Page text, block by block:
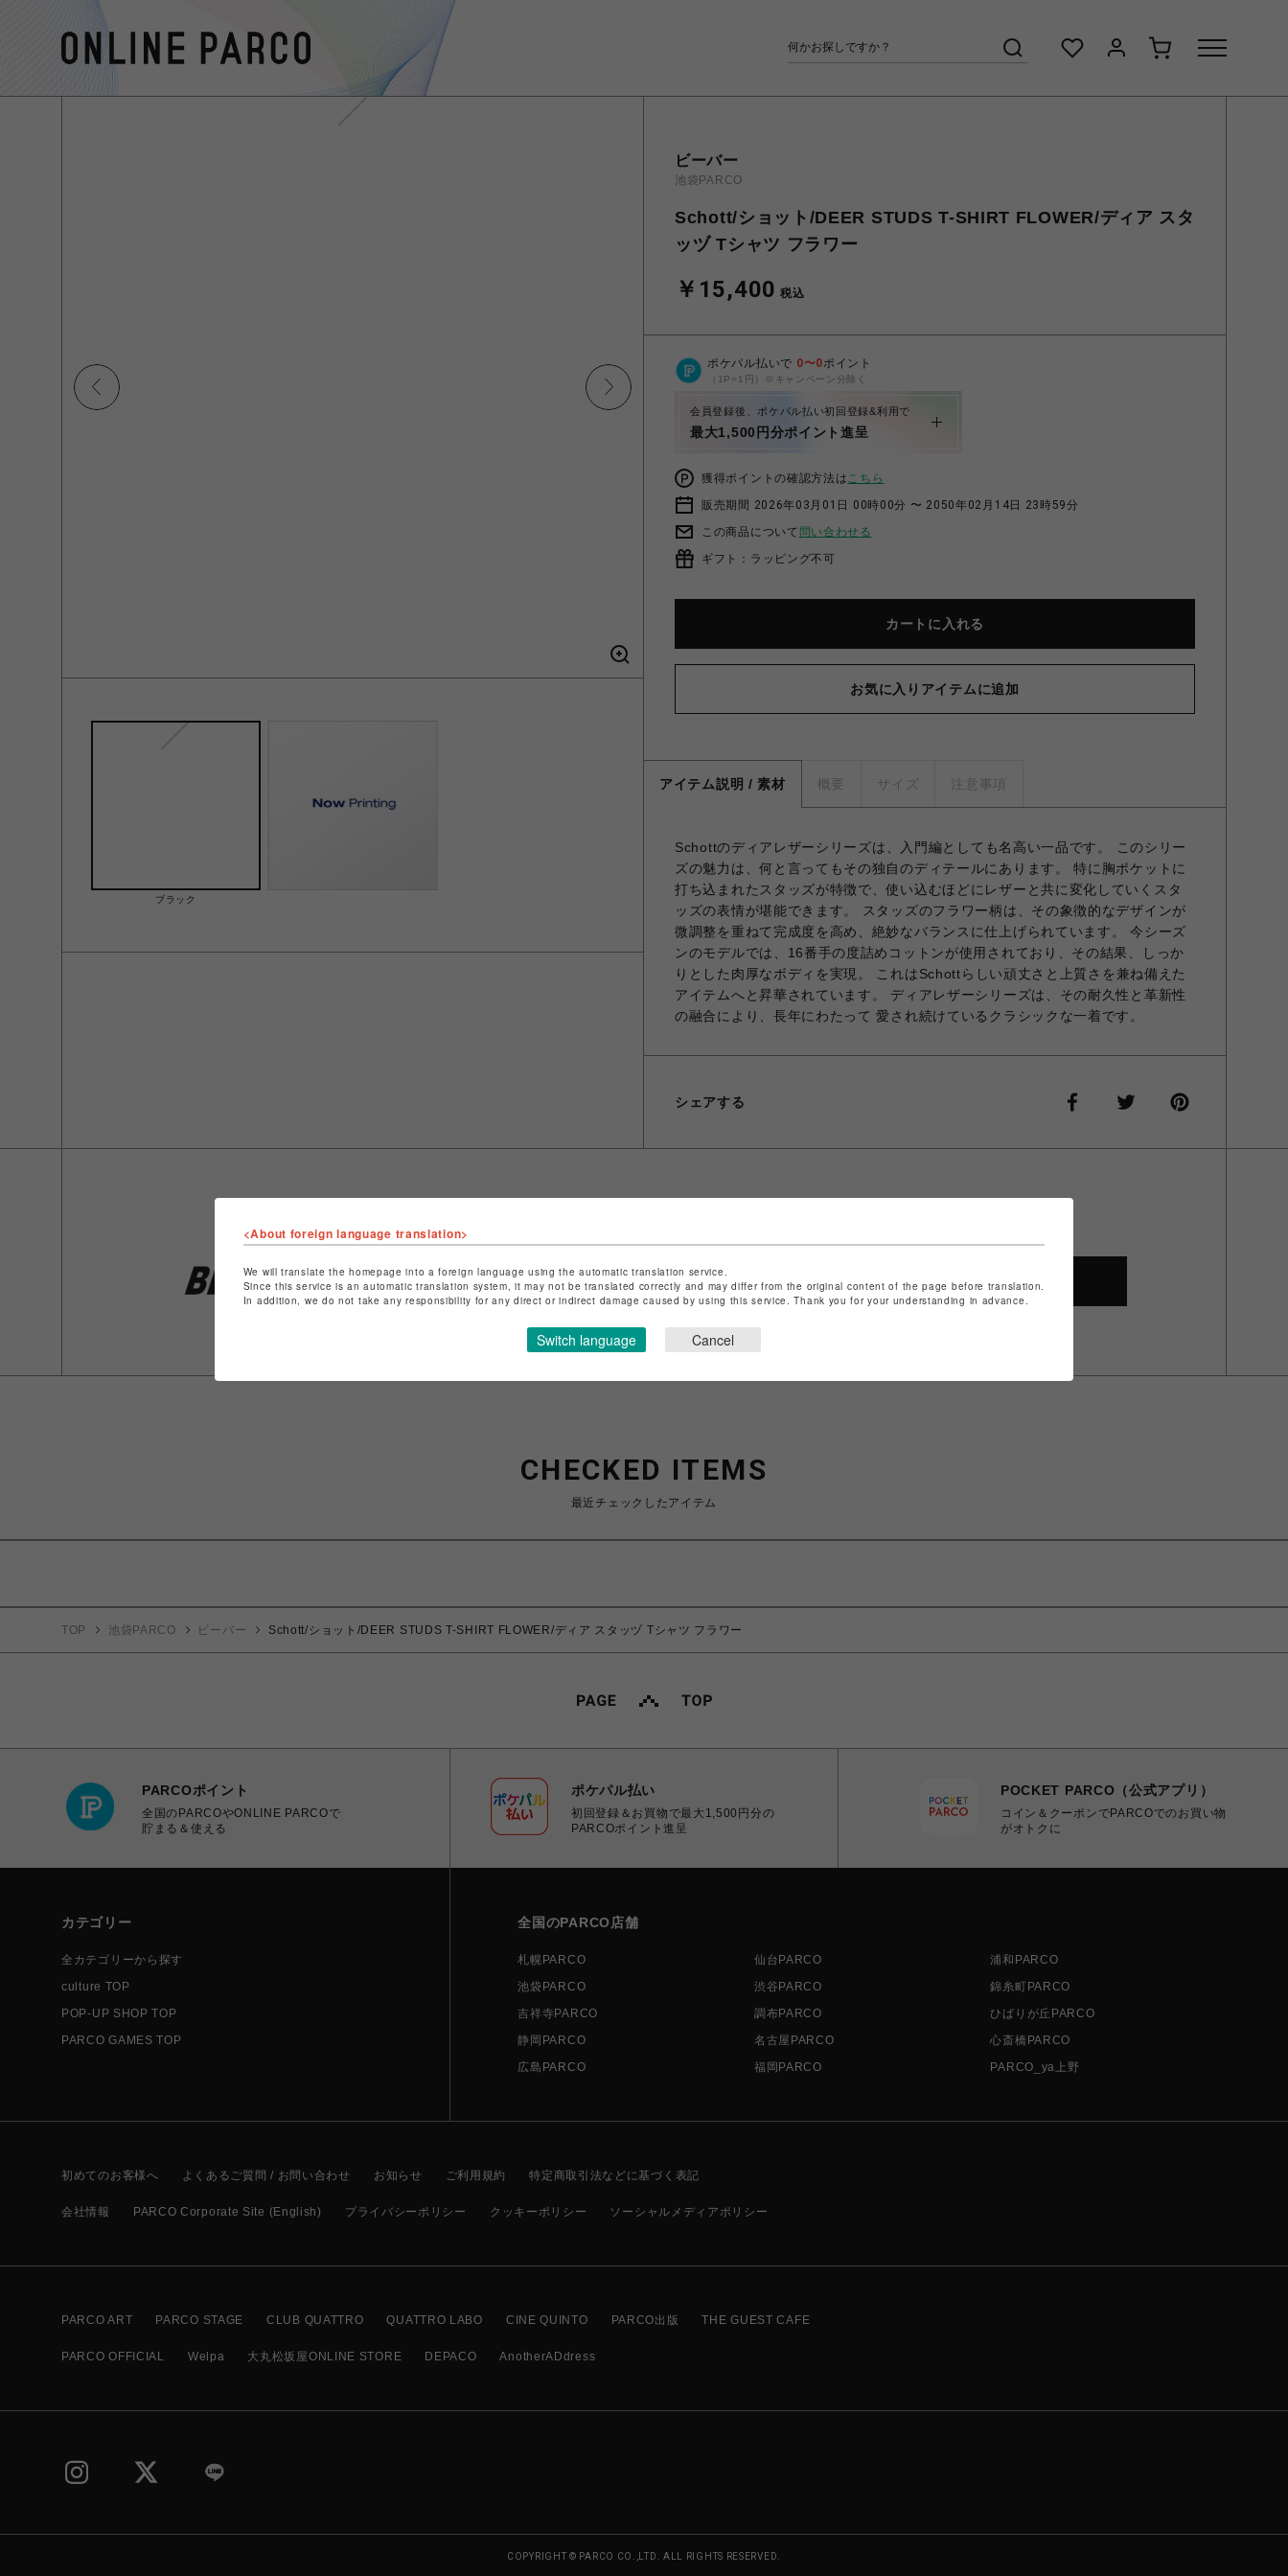
ブラック
ビーバー
池袋PARCO
Schott/ショット/DEER STUDS T-SHIRT FLOWER/ディア スタ
ッヅ Tシャツ フラワー
￥15,400 税込
ポケパル払いで 0〜0ポイント
（1P=1円）※キャンペーン分除く
会員登録後、ポケパル払い初回登録&利用で
最大1,500円分ポイント進呈
獲得ポイントの確認方法はこちら
販売期間 2026年03月01日 00時00分 〜 2050年02月14日 23時59分
この商品について 問い合わせる
ギフト：ラッピング不可
カートに入れる
お気に入りアイテムに追加
アイテム説明 / 素材 概要 サイズ 注意事項
Schottのディアレザーシリーズは、入門編としても名高い一品です。 このシリー
ズの魅力は、何と言ってもその独自のディテールにあります。 特に胸ポケットに
打ち込まれたスタッズが特徴で、使い込むほどにレザーと共に変化していくスタ
ッズの表情が堪能できます。 スタッズのフラワー柄は、その象徴的なデザインが
微調整を重ねて完成度を高め、絶妙なバランスに仕上げられています。 今シーズ
ンのモデルでは、16番手の度詰めコットンが使用されており、その結果、しっか
りとした肉厚なボディを実現。 これはSchottらしい頑丈さと上質さを兼ね備えた
アイテムへと昇華されています。 ディアレザーシリーズは、その耐久性と革新性
の融合により、長年にわたって 愛され続けているクラシックな一着です。
シェアする
ショップ名
特定商取引法など法令に基づく表記はこちら
ショップお問い合わせはこちら
SHOP TOP
CHECKED ITEMS
最近チェックしたアイテム
TOP 池袋PARCO ビーバー Schott/ショット/DEER STUDS T-SHIRT FLOWER/ディア スタッヅ Tシャツ フラワー
PARCOポイント
全国のPARCOやONLINE PARCOで
貯まる＆使える
ポケパル払い
初回登録＆お買物で最大1,500円分の
PARCOポイント進呈
POCKET PARCO（公式アプリ）
コイン＆クーポンでPARCOでのお買い物
がオトクに
カテゴリー
全カテゴリーから探す
culture TOP
POP-UP SHOP TOP
PARCO GAMES TOP
全国のPARCO店舗
札幌PARCO 仙台PARCO
浦和PARCO
池袋PARCO
渋谷PARCO
錦糸町PARCO
吉祥寺PARCO
調布PARCO
ひばりが丘PARCO
静岡PARCO
名古屋PARCO
心斎橋PARCO
広島PARCO
福岡PARCO PARCO_ya上野
初めてのお客様へ よくあるご質問 / お問い合わせ お知らせ ご利用規約 特定商取引法などに基づく表記
会社情報 PARCO Corporate Site (English) プライバシーポリシー クッキーポリシー ソーシャルメディアポリシー
PARCO ART PARCO STAGE CLUB QUATTRO QUATTRO LABO CINE QUINTO PARCO出版 THE GUEST CAFE
PARCO OFFICIAL Welpa 大丸松坂屋ONLINE STORE DEPACO AnotherADdress
COPYRIGHT © PARCO CO.,LTD. ALL RIGHTS RESERVED.
<About foreign language translation>
We will translate the homepage into a foreign language using the automatic translation service.
Since this service is an automatic translation system, it may not be translated correctly and may differ from the original content of the page before translation.
In addition, we do not take any responsibility for any direct or indirect damage caused by using this service. Thank you for your understanding in advance.
Switch language Cancel